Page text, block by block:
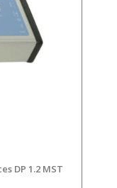
DP 1.2 MST